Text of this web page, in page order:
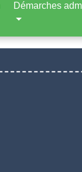
Démarches